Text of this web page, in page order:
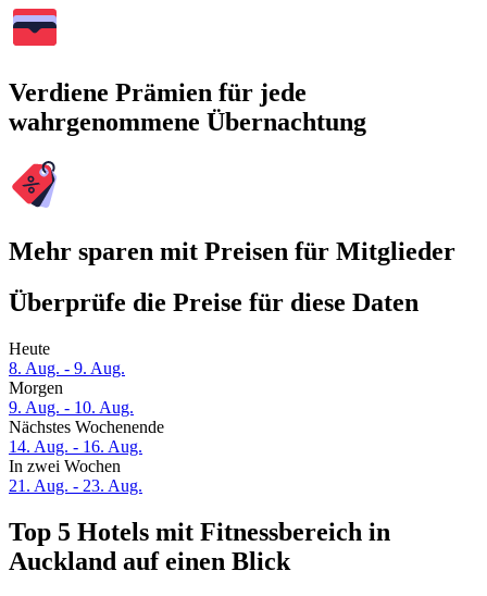
Verdiene Prämien für jede
wahrgenommene Übernachtung
Mehr sparen mit Preisen für Mitglieder
Überprüfe die Preise für diese Daten
Heute
8. Aug. - 9. Aug.
Morgen
9. Aug. - 10. Aug.
Nächstes Wochenende
14. Aug. - 16. Aug.
In zwei Wochen
21. Aug. - 23. Aug.
Top 5 Hotels mit Fitnessbereich in
Auckland auf einen Blick